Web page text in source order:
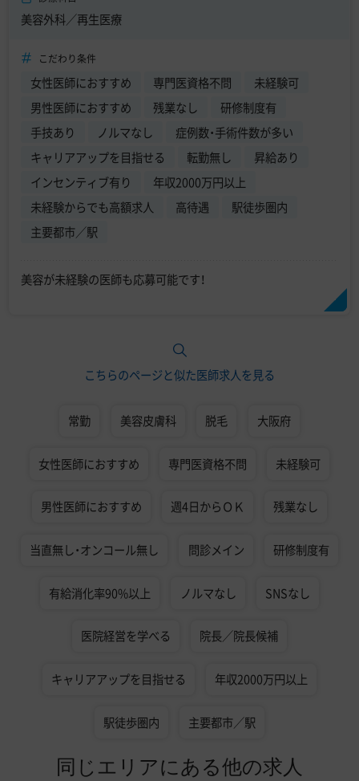
美容外科／再生医療
こだわり条件
女性医師におすすめ 専門医資格不問
未経験可
男性医師におすすめ
残業なし
研修制度有
手技あり
ノルマなし
症例数・手術件数が多い
キャリアアップを目指せる
転勤無し
昇給あり
インセンティブ有り
年収2000万円以上
未経験からでも高額求人
高待遇
駅徒歩圏内
主要都市／駅
美容が未経験の医師も応募可能です！
こちらのページと似た医師求人を見る
常勤 美容皮膚科 脱毛 大阪府
女性医師におすすめ 専門医資格不問 未経験可
男性医師におすすめ 週4日からＯＫ 残業なし
当直無し・オンコール無し 問診メイン 研修制度有
有給消化率90%以上 ノルマなし SNSなし
医院経営を学べる 院長／院長候補
キャリアアップを目指せる 年収2000万円以上
駅徒歩圏内 主要都市／駅
同じエリアにある他の求人